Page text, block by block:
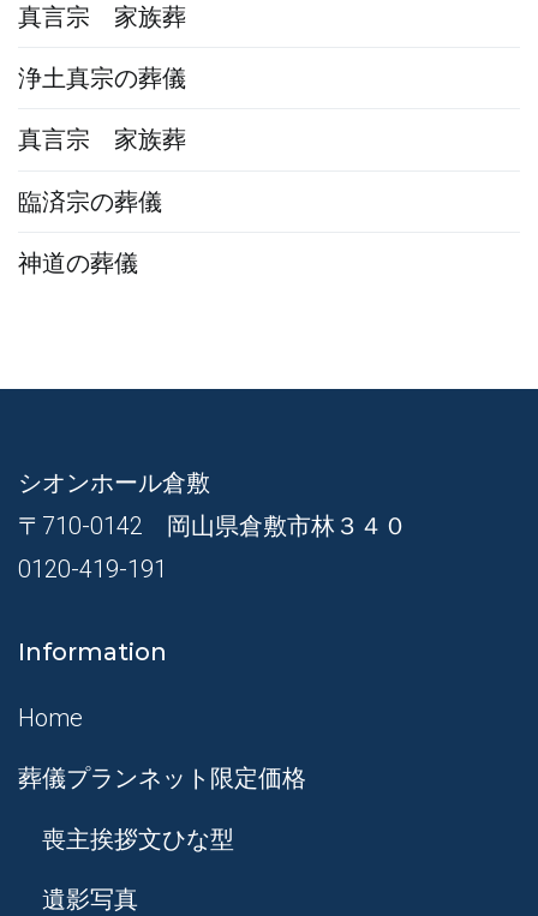
真言宗 家族葬
浄土真宗の葬儀
真言宗 家族葬
臨済宗の葬儀
神道の葬儀
シオンホール倉敷
〒710-0142 岡山県倉敷市林３４０
0120-419-191
Information
Home
葬儀プランネット限定価格
喪主挨拶文ひな型
遺影写真